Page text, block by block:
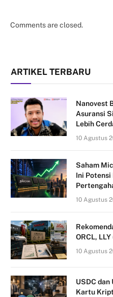
Comments are closed.
ARTIKEL TERBARU
Nanovest
Asuransi
Lebih
10 Agustus
Saham
Ini Potensi
10 Agustus
ORCL,
10 Agustus
USDC dan
Kartu